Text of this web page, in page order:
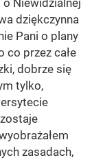
o Niewidzialnej
dziękczynna
Pani o plany
co przez całe
dobrze się
tylko,
zasadach,